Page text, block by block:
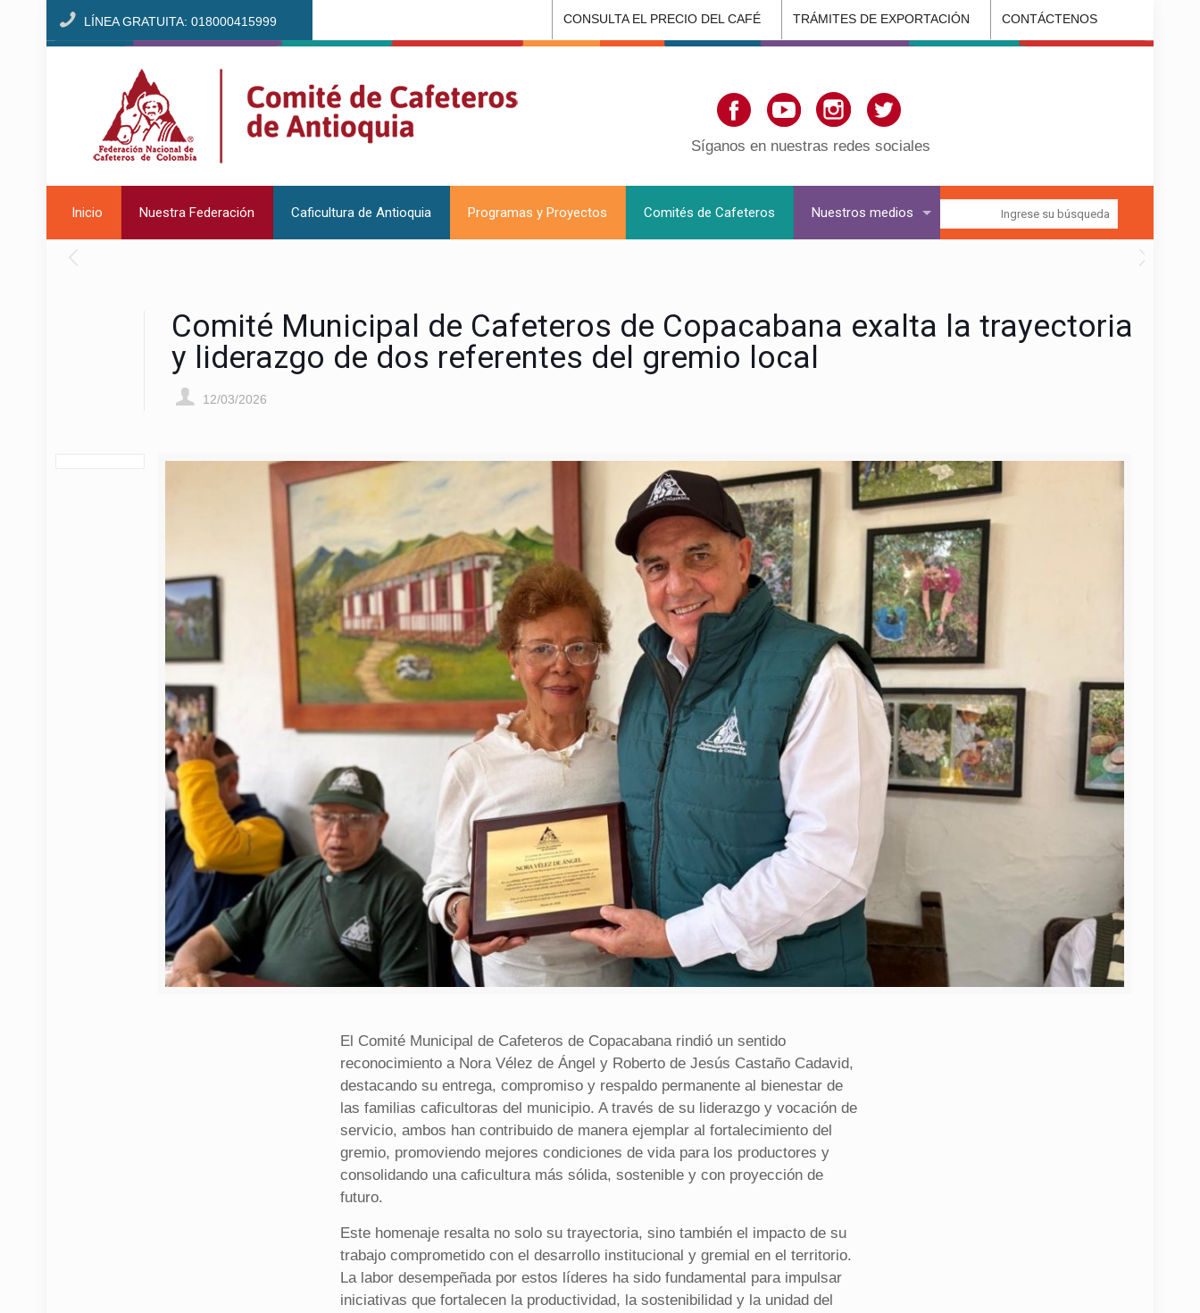
LÍNEA GRATUITA: 018000415999 CONSULTA EL PRECIO DEL CAFÉ TRÁMITES DE EXPORTACIÓN CONTÁCTENOS
Inicio Nuestra Federación Caficultura de Antioquia Programas y Proyectos Comités de Cafeteros Nuestros medios
Síganos en nuestras redes sociales
Comité Municipal de Cafeteros de Copacabana exalta la trayectoria
y liderazgo de dos referentes del gremio local
12/03/2026
El Comité Municipal de Cafeteros de Copacabana rindió un sentido
reconocimiento a Nora Vélez de Ángel y Roberto de Jesús Castaño Cadavid,
destacando su entrega, compromiso y respaldo permanente al bienestar de
las familias caficultoras del municipio. A través de su liderazgo y vocación de
servicio, ambos han contribuido de manera ejemplar al fortalecimiento del
gremio, promoviendo mejores condiciones de vida para los productores y
consolidando una caficultura más sólida, sostenible y con proyección de
futuro.
Este homenaje resalta no solo su trayectoria, sino también el impacto de su
trabajo comprometido con el desarrollo institucional y gremial en el territorio.
La labor desempeñada por estos líderes ha sido fundamental para impulsar
iniciativas que fortalecen la productividad, la sostenibilidad y la unidad del